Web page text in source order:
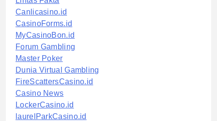
Canlicasino.id
CasinoForms.id
MyCasinoBon.id
Forum Gambling
Master Poker
Dunia Virtual Gambling
FireScattersCasino.id
Casino News
LockerCasino.id
laurelParkCasino.id